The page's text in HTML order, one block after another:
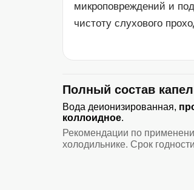
микроповреждений и
чистоту слухового
Полный состав
Вода деионизированная,
коллоидное.
Рекомендации по
холодильнике. Срок